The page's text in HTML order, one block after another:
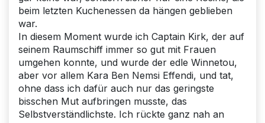
beim letzten Kuchenessen da hängen geblieben
war.
In diesem Moment wurde ich Captain Kirk, der auf
seinem Raumschiff immer so gut mit Frauen
umgehen konnte, und wurde der edle Winnetou,
aber vor allem Kara Ben Nemsi Effendi, und tat,
ohne dass ich dafür auch nur das geringste
bisschen Mut aufbringen musste, das
Selbstverständlichste. Ich rückte ganz nah an